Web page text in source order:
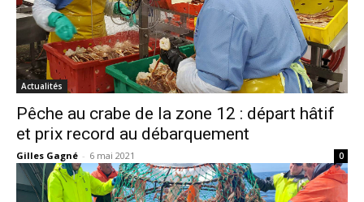
Actualités
Pêche au crabe de la zone 12 : départ hâtif
et prix record au débarquement
Gilles Gagné - 6 mai 2021 0